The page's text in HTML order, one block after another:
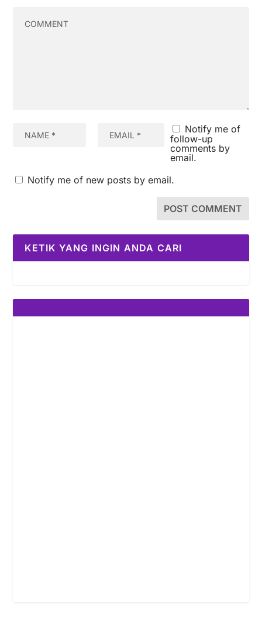
Notify me of
follow-up
comments by
email.
Notify me of new posts by email.
KETIK YANG INGIN ANDA CARI